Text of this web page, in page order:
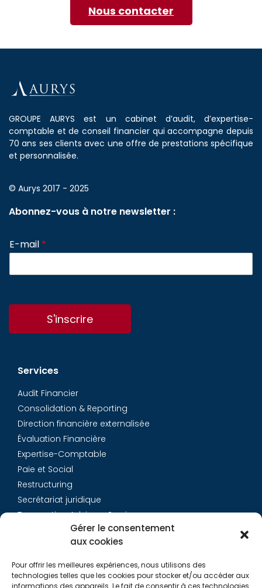
Gérer le consentement
aux cookies
Pour offrir les meilleures expériences, nous utilisons des
technologies telles que les cookies pour stocker et/ou accéder aux
informations des appareils. Le fait de consentir à ces technologies
Nous contacter
GROUPE AURYS est un cabinet d’audit, d’expertise-
comptable et de conseil financier qui accompagne depuis
70 ans ses clients avec une offre de prestations spécifique
et personnalisée.
© Aurys 2017 - 2025
Abonnez-vous à notre newsletter :
E-mail *
S'inscrire
Services
Audit Financier
Consolidation & Reporting
Direction financière externalisée
Évaluation Financière
Expertise-Comptable
Paie et Social
Restructuring
Secrétariat juridique
Transaction Advisory Services
Équipe
Carrières